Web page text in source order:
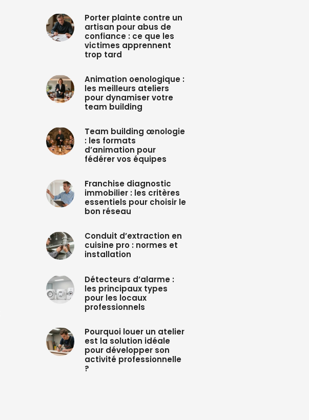
Porter plainte contre un
artisan pour abus de
confiance : ce que les
victimes apprennent
trop tard
Animation oenologique :
les meilleurs ateliers
pour dynamiser votre
team building
Team building œnologie
: les formats
d’animation pour
fédérer vos équipes
Franchise diagnostic
immobilier : les critères
essentiels pour choisir le
bon réseau
Conduit d’extraction en
cuisine pro : normes et
installation
Détecteurs d’alarme :
les principaux types
pour les locaux
professionnels
Pourquoi louer un atelier
est la solution idéale
pour développer son
activité professionnelle
?